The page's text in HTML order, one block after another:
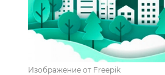
Изображение от Freepik